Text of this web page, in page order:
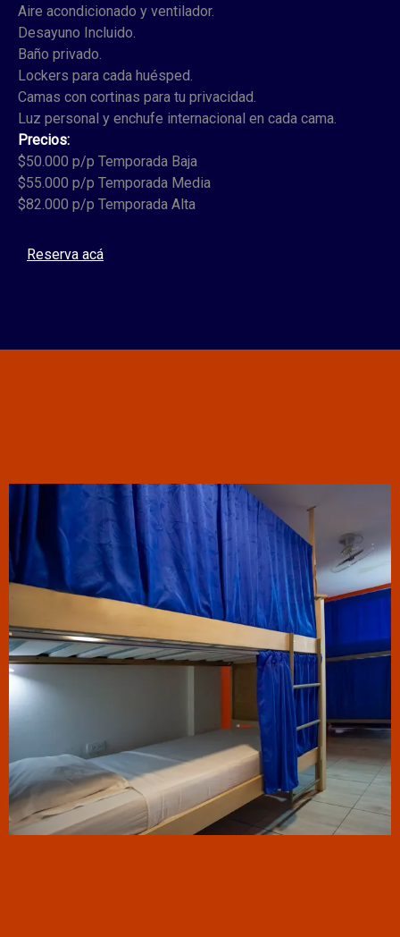
Aire acondicionado y ventilador.
Desayuno Incluido.
Baño privado.
Lockers para cada huésped.
Camas con cortinas para tu privacidad.
Luz personal y enchufe internacional en cada cama.
Precios:
$50.000 p/p Temporada Baja
$55.000 p/p Temporada Media
$82.000 p/p Temporada Alta
Reserva acá